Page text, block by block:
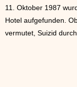
11. Oktober 1987
Hotel aufgefunden.
vermutet, Suizid